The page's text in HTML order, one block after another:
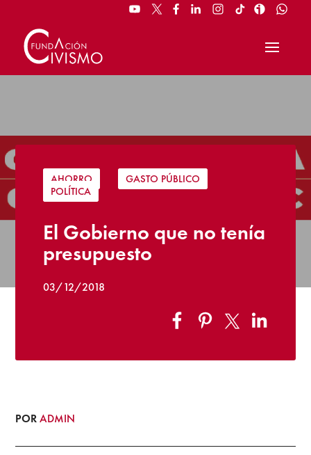
AHORRO GASTO PÚBLICO
POLÍTICA
El Gobierno que no tenía
presupuesto
03/12/2018
PORADMIN